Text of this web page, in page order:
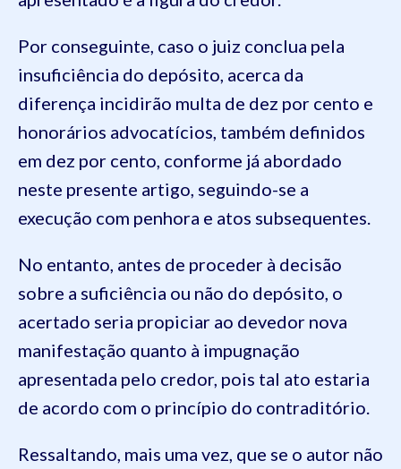
Por conseguinte, caso o juiz conclua pela
insuficiência do depósito, acerca da
diferença incidirão multa de dez por cento e
honorários advocatícios, também definidos
em dez por cento, conforme já abordado
neste presente artigo, seguindo-se a
execução com penhora e atos subsequentes.
No entanto, antes de proceder à decisão
sobre a suficiência ou não do depósito, o
acertado seria propiciar ao devedor nova
manifestação quanto à impugnação
apresentada pelo credor, pois tal ato estaria
de acordo com o princípio do contraditório.
Ressaltando, mais uma vez, que se o autor não